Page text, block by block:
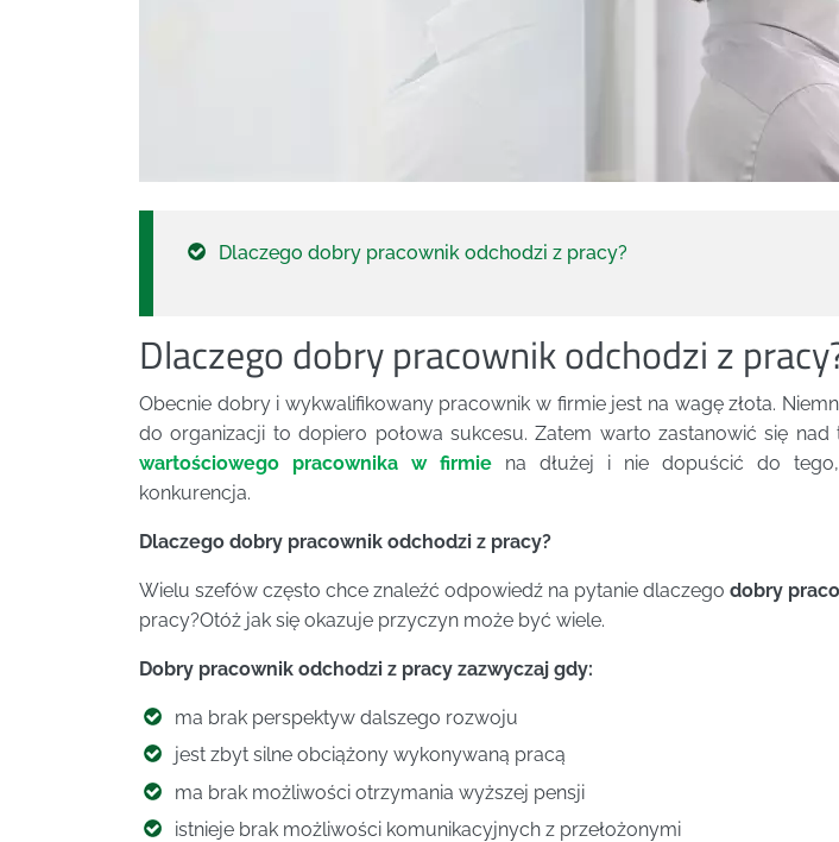
Dlaczego dobry pracownik odchodzi z pracy?
Dlaczego dobry pracownik odchodzi z
Obecnie dobry i wykwalifikowany pracownik w firmie jest na wagę złota.
do organizacji to dopiero połowa sukcesu. Zatem warto zastanowić się nad
wartościowego pracownika w firmie na dłużej i nie dopuścić do
konkurencja.
Dlaczego dobry pracownik odchodzi z pracy?
Wielu szefów często chce znaleźć odpowiedź na pytanie dlaczego dobry
pracy?Otóż jak się okazuje przyczyn może być wiele.
Dobry pracownik odchodzi z pracy zazwyczaj gdy:
ma brak perspektyw dalszego rozwoju
jest zbyt silne obciążony wykonywaną pracą
ma brak możliwości otrzymania wyższej pensji
istnieje brak możliwości komunikacyjnych z przełożonymi